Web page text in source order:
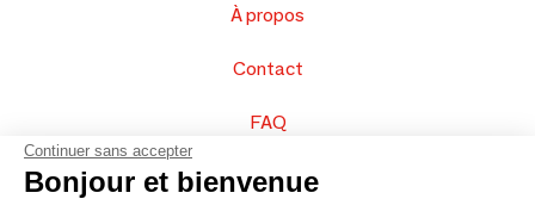
À propos
Contact
FAQ
Vendez vos produits
Continuer sans accepter
Bonjour et bienvenue